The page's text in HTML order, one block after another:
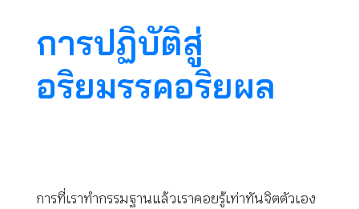
การปฏิบัติสู่
อริยมรรคอริยผล
การที่เราทำกรรมฐานแล้วเราคอยรู้เท่าทันจิตตัวเอง